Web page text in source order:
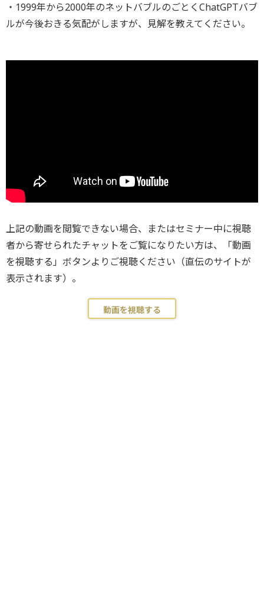
・1999年から2000年のネットバブルのごとくChatGPTバブ
ルが今後おきる気配がしますが、見解を教えてください。
上記の動画を閲覧できない場合、またはセミナー中に視聴
者から寄せられたチャットをご覧になりたい方は、「動画
を視聴する」ボタンよりご視聴ください（直伝のサイトが
表示されます）。
動画を視聴する